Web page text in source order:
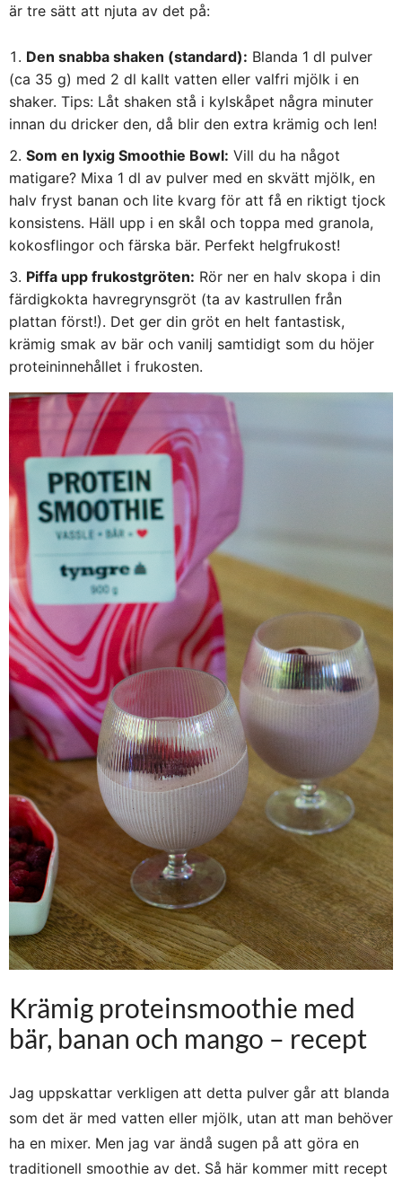
är tre sätt att njuta av det på:
Den snabba shaken (standard): Blanda 1 dl pulver
(ca 35 g) med 2 dl kallt vatten eller valfri mjölk i en
shaker. Tips: Låt shaken stå i kylskåpet några minuter
innan du dricker den, då blir den extra krämig och len!
Som en lyxig Smoothie Bowl: Vill du ha något
matigare? Mixa 1 dl av pulver med en skvätt mjölk, en
halv fryst banan och lite kvarg för att få en riktigt tjock
konsistens. Häll upp i en skål och toppa med granola,
kokosflingor och färska bär. Perfekt helgfrukost!
Piffa upp frukostgröten: Rör ner en halv skopa i din
färdigkokta havregrynsgröt (ta av kastrullen från
plattan först!). Det ger din gröt en helt fantastisk,
krämig smak av bär och vanilj samtidigt som du höjer
proteininnehållet i frukosten.
Krämig proteinsmoothie med
bär, banan och mango – recept
Jag uppskattar verkligen att detta pulver går att blanda
som det är med vatten eller mjölk, utan att man behöver
ha en mixer. Men jag var ändå sugen på att göra en
traditionell smoothie av det. Så här kommer mitt recept